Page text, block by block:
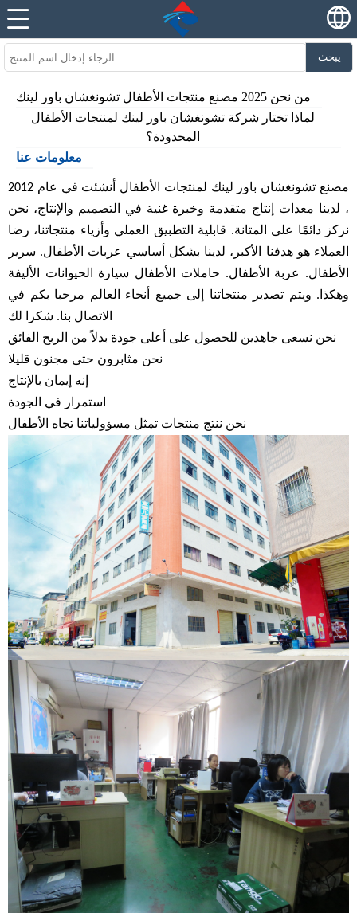
يبحث
من نحن 2025 مصنع منتجات الأطفال تشونغشان باور لينك
لماذا تختار شركة تشونغشان باور لينك لمنتجات الأطفال
المحدودة؟
معلومات عنا
مصنع تشونغشان باور لينك لمنتجات الأطفال
أنشئت في عام 2012
، لدينا معدات إنتاج متقدمة وخبرة غنية في التصميم والإنتاج، نحن
نركز دائمًا على المتانة. قابلية التطبيق العملي وأزياء منتجاتنا، رضا
العملاء هو هدفنا الأكبر، لدينا بشكل أساسي عربات الأطفال. سرير
الأطفال. عربة الأطفال. حاملات الأطفال سيارة الحيوانات الأليفة
وهكذا. ويتم تصدير منتجاتنا إلى جميع أنحاء العالم مرحبا بكم في
الاتصال بنا. شكرا لك
نحن نسعى جاهدين للحصول على أعلى جودة بدلاً من الربح الفائق
نحن مثابرون حتى مجنون قليلا
إنه إيمان بالإنتاج
استمرار في الجودة
نحن ننتج منتجات تمثل مسؤولياتنا تجاه الأطفال